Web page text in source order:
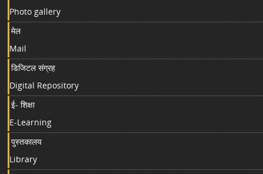
Photo gallery
मेल
Mail
डिजिटल संग्रह
Digital Repository
ई- शिक्षा
E-Learning
पुस्तकालय
Library